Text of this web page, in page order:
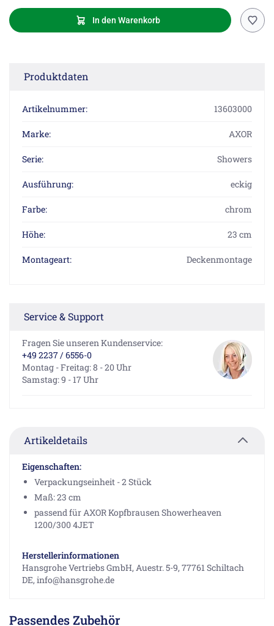
In den Warenkorb
Produktdaten
Artikelnummer: 13603000
Marke: AXOR
Serie: Showers
Ausführung: eckig
Farbe: chrom
Höhe: 23 cm
Montageart: Deckenmontage
Service & Support
Fragen Sie unseren Kundenservice:
+49 2237 / 6556-0
Montag - Freitag: 8 - 20 Uhr
Samstag: 9 - 17 Uhr
Artikeldetails
Eigenschaften:
Verpackungseinheit - 2 Stück
Maß: 23 cm
passend für AXOR Kopfbrausen Showerheaven
1200/300 4JET
Herstellerinformationen
Hansgrohe Vertriebs GmbH, Auestr. 5-9, 77761 Schiltach
DE, info@hansgrohe.de
Passendes Zubehör